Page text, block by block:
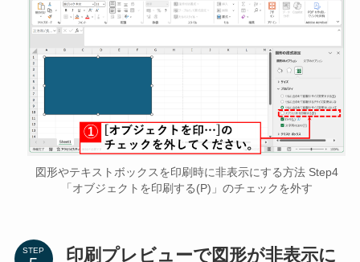
図形やテキストボックスを印刷時に非表示にする方法 Step4
「オブジェクトを印刷する(P)」のチェックを外す
STEP
印刷プレビューで図形が非表示に